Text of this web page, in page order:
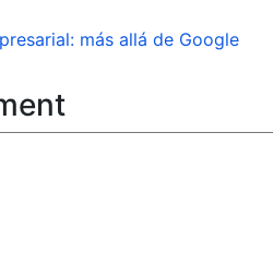
más allá de Google